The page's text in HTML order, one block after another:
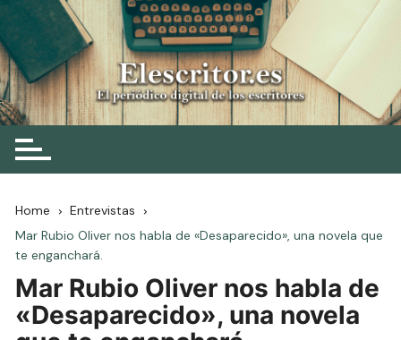
Skip
to
content
Elescritor.es
El periódico digital de los escritores
Home
Entrevistas
Mar Rubio Oliver nos habla de «Desaparecido», una novela que
te enganchará.
Mar Rubio Oliver nos habla de
«Desaparecido», una novela